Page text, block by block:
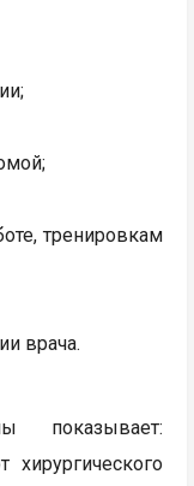
тренировкам
врача.
показывает:
хирургического